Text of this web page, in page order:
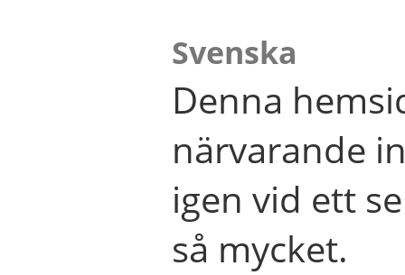
Svenska
Denna
närvarande
igen vid ett
så mycket.